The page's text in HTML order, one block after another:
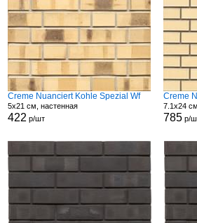
Creme Nuanciert Kohle Spezial Wf
5x21 см, настенная
422 р/шт
Creme
7.1x24
785 р/